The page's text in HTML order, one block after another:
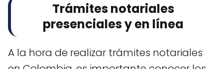
Trámites notariales
presenciales y en línea
A la hora de realizar trámites notariales